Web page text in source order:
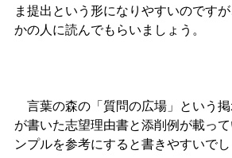
ま提出という形になりやすいのです
かの人に読んでもらいましょう。
言葉の森の「質問の広場」という
が書いた志望理由書と添削例が載っ
ンプルを参考にすると書きやすいでし